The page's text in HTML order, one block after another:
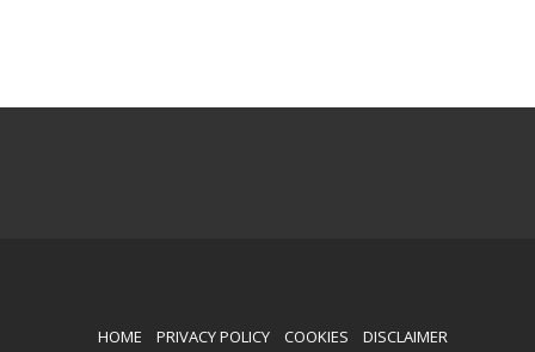
HOME PRIVACY POLICY COOKIES DISCLAIMER